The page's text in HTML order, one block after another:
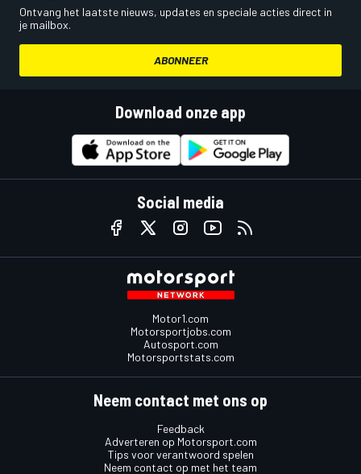
Ontvang het laatste nieuws, updates en speciale acties direct in
je mailbox.
ABONNEER
Download onze app
Social media
Motor1.com
Motorsportjobs.com
Autosport.com
Motorsportstats.com
Neem contact met ons op
Feedback
Adverteren op Motorsport.com
Tips voor verantwoord spelen
Neem contact op met het team